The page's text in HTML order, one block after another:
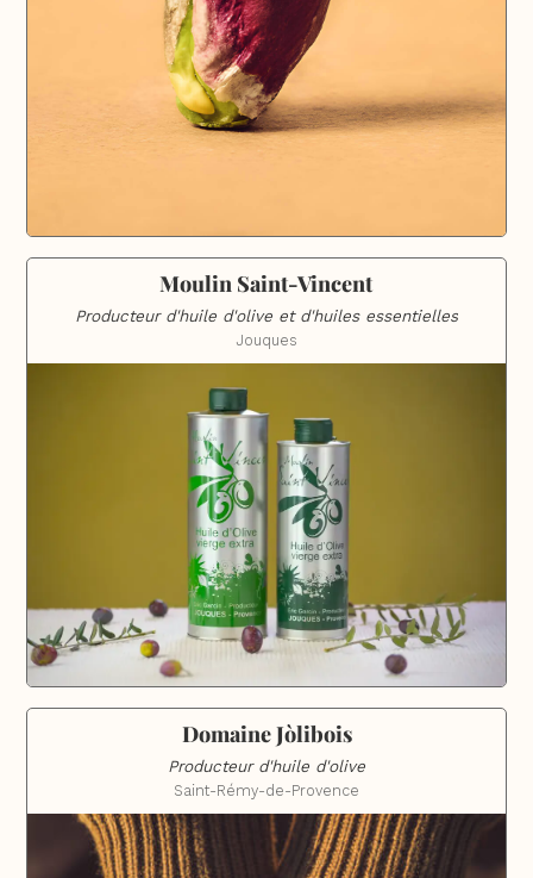
Moulin Saint-Vincent
Producteur d'huile d'olive et d'huiles essentielles
Jouques
Domaine Jòlibois
Producteur d'huile d'olive
Saint-Rémy-de-Provence